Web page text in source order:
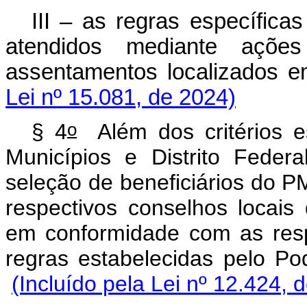
III – as regras
atendidos mediante
assentamentos
Lei nº 15.081, de 2024)
§ 4o Além dos critérios
Municípios e Distrito
seleção de beneficiários do
respectivos conselhos
em conformidade com as
regras estabelecidas
(Incluído pela Lei nº 12.424,